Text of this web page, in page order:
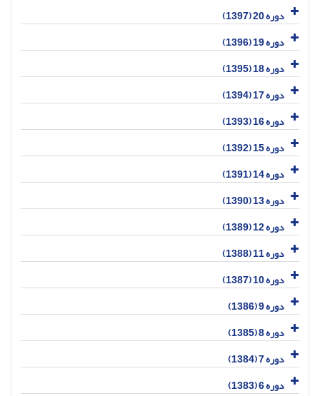
دوره 20 (1397)
دوره 19 (1396)
دوره 18 (1395)
دوره 17 (1394)
دوره 16 (1393)
دوره 15 (1392)
دوره 14 (1391)
دوره 13 (1390)
دوره 12 (1389)
دوره 11 (1388)
دوره 10 (1387)
دوره 9 (1386)
دوره 8 (1385)
دوره 7 (1384)
دوره 6 (1383)